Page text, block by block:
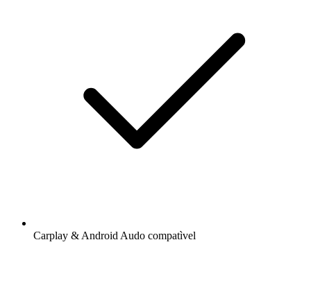
Carplay & Android Audo compatìvel